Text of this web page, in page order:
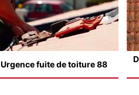
Urgence fuite de toiture 88